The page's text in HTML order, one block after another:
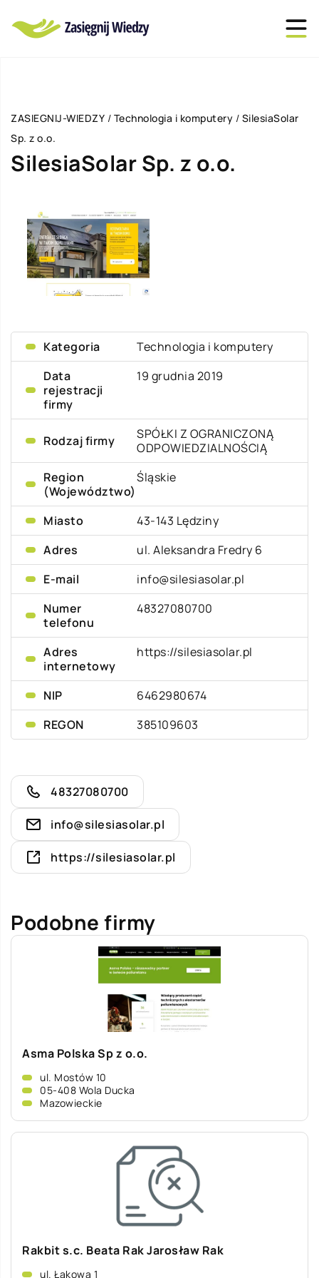
ZASIEGNIJ-WIEDZY / Technologia i komputery / SilesiaSolar
Sp. z o.o.
SilesiaSolar Sp. z o.o.
Kategoria
Technologia i komputery
Data
rejestracji
firmy
19 grudnia 2019
Rodzaj firmy
SPÓŁKI Z OGRANICZONĄ
ODPOWIEDZIALNOŚCIĄ
Region
(Województwo)
Śląskie
Miasto
43-143 Lędziny
Adres
ul. Aleksandra Fredry 6
E-mail
info@silesiasolar.pl
Numer
telefonu
48327080700
Adres
internetowy
https://silesiasolar.pl
NIP
6462980674
REGON
385109603
48327080700
info@silesiasolar.pl
https://silesiasolar.pl
Podobne firmy
Asma Polska Sp z o.o.
ul. Mostów 10
05-408 Wola Ducka
Mazowieckie
Rakbit s.c. Beata Rak Jarosław Rak
ul. Łąkowa 1